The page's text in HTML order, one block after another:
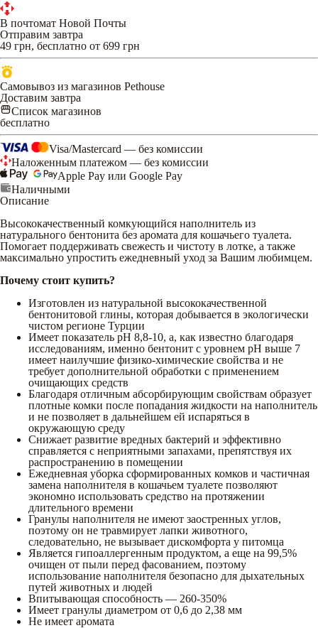
В почтомат Новой Почты
Отправим завтра
49 грн, бесплатно от 699 грн
Самовывоз из магазинов Pethouse
Доставим завтра
Список магазинов
бесплатно
Visa/Mastercard — без комиссии
Наложенным платежом — без комиссии
Apple Pay или Google Pay
Наличными
Описание
Высококачественный комкующийся наполнитель из
натурального бентонита без аромата для кошачьего туалета.
Помогает поддерживать свежесть и чистоту в лотке, а также
максимально упростить ежедневный уход за Вашим любимцем.
Почему стоит купить?
Изготовлен из натуральной высококачественной
бентонитовой глины, которая добывается в экологически
чистом регионе Турции
Имеет показатель pH 8,8-10, а, как известно благодаря
исследованиям, именно бентонит с уровнем pH выше 7
имеет наилучшие физико-химические свойства и не
требует дополнительной обработки с применением
очищающих средств
Благодаря отличным абсорбирующим свойствам образует
плотные комки после попадания жидкости на наполнитель
и не позволяет в дальнейшем ей испаряться в
окружающую среду
Снижает развитие вредных бактерий и эффективно
справляется с неприятными запахами, препятствуя их
распространению в помещении
Ежедневная уборка сформированных комков и частичная
замена наполнителя в кошачьем туалете позволяют
экономно использовать средство на протяжении
длительного времени
Гранулы наполнителя не имеют заостренных углов,
поэтому он не травмирует лапки животного,
следовательно, не вызывает дискомфорта у питомца
Является гипоаллергенным продуктом, а еще на 99,5%
очищен от пыли перед фасованием, поэтому
использование наполнителя безопасно для дыхательных
путей животных и людей
Впитывающая способность — 260-350%
Имеет гранулы диаметром от 0,6 до 2,38 мм
Не имеет аромата